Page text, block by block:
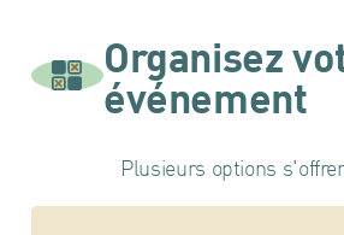
Organisez
événement
Plusieurs options